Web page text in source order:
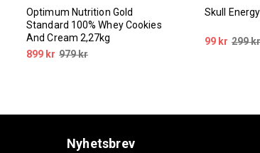
Optimum Nutrition Gold
Standard 100% Whey Cookies
And Cream 2,27kg
899 kr 979 kr
Skull
99 kr 299 kr
Nyhetsbrev